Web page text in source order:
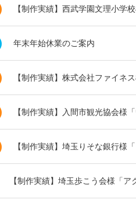
【制作実績】西武学園文理小学
年末年始休業のご案内
【制作実績】株式会社ファイネ
【制作実績】入間市観光協会様
【制作実績】埼玉りそな銀行様
【制作実績】埼玉歩こう会様「ア